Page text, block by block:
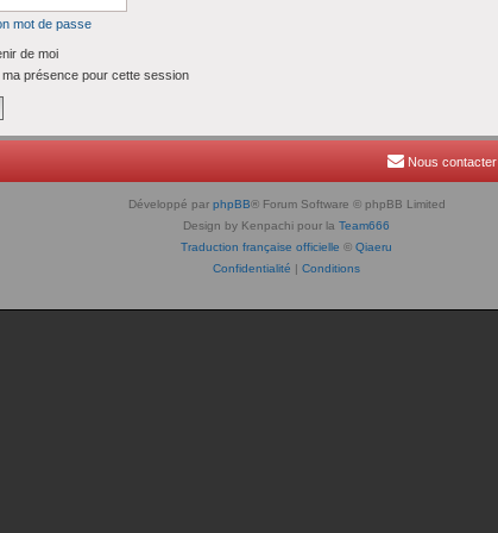
mot de passe
de moi
ma présence pour cette session
Nous contacter
Développé par phpBB® Forum Software © phpBB Limited
Design by Kenpachi pour la Team666
Traduction française officielle © Qiaeru
Confidentialité | Conditions